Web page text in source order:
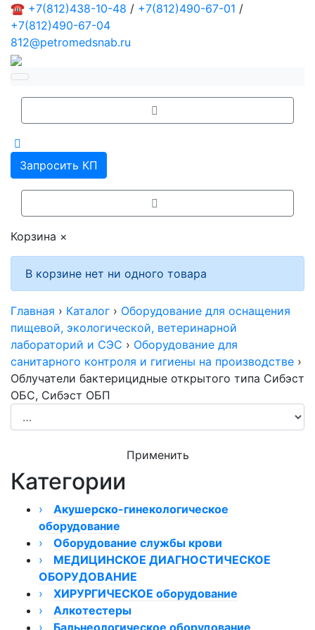
☎ +7(812)438-10-48 / +7(812)490-67-01 /
+7(812)490-67-04
812@petromedsnab.ru
Запросить КП
Корзина ×
В корзине нет ни одного товара
Главная › Каталог › Оборудование для оснащения
пищевой, экологической, ветеринарной
лабораторий и СЭС › Оборудование для
санитарного контроля и гигиены на производстве ›
Облучатели бактерицидные открытого типа Сибэст
ОБС, Сибэст ОБП
Применить
Категории
›
Акушерско-гинекологическое
оборудование
Кольпоскопы
Кольпоскоп КС-02
Кольпоскопы КС-01
Кольпоскопы модели 050/054
Кольпоскопы КС
Кольпоскопы бинокулярные
Видеокольпоскопы
Гинекологическое оборудование ТРИМА
Мониторы фетальные
Монитор фетальный Сономед
Монитор фетальный ComenStar
Кресла гинекологические
Кресла гинекологические Welle
Фототерапия новорожденных
›
Оборудование службы крови
Размораживатели плазмы
Миксер донорской крови
Аппарат для плазмафереза
Счетчики лейкоцитарной формулы крови
Плазмоэкстрактор
›
МЕДИЦИНСКОЕ ДИАГНОСТИЧЕСКОЕ
ОБОРУДОВАНИЕ
Кардиостимулятор
Вибротестеры
Электроэнцефалографы
›
ХИРУРГИЧЕСКОЕ оборудование
Аппараты электрохирургические
ЭХВЧ и радиоволновые аппараты
Отсасыватели хирургические
›
Алкотестеры
Алкотестеры для медицинского
›
Бальнеологическое оборудование